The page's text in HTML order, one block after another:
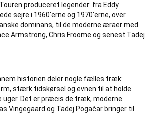
produceret legender: fra Eddy
sejre i 1960'erne og 1970'erne, over
dominans, til de moderne æraer med
Armstrong, Chris Froome og senest Tadej
historien deler nogle fælles træk:
stærk tidskørsel og evnen til at holde
uger. Det er præcis de træk, moderne
Vingegaard og Tadej Pogačar bringer til